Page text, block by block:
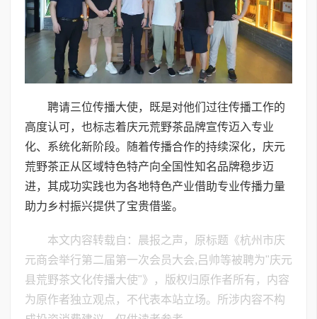
聘请三位传播大使，既是对他们过往传播工作的
高度认可，也标志着庆元荒野茶品牌宣传迈入专业
化、系统化新阶段。随着传播合作的持续深化，庆元
荒野茶正从区域特色特产向全国性知名品牌稳步迈
进，其成功实践也为各地特色产业借助专业传播力量
助力乡村振兴提供了宝贵借鉴。
本文内容转载自：晨报之声，原标题《杭州市庆
元商会举行第二届第一次会员大会,吕帅等被聘为"庆元
县荒野茶文化传播大使"》，版权归原作者所有，内容
为原作者独立观点，不代表本站立场。所涉内容不构